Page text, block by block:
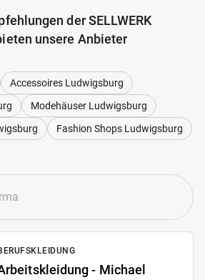
der SELLWERK
unsere Anbieter
Accessoires Ludwigsburg
Modehäuser Ludwigsburg
Fashion Shops Ludwigsburg
- Michael